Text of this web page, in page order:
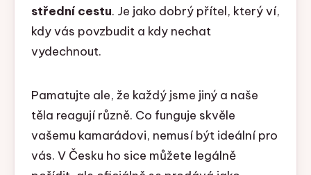
střední cestu. Je jako dobrý přítel, který ví,
kdy vás povzbudit a kdy nechat
vydechnout.
Pamatujte ale, že každý jsme jiný a naše
těla reagují různě. Co funguje skvěle
vašemu kamarádovi, nemusí být ideální pro
vás. V Česku ho sice můžete legálně